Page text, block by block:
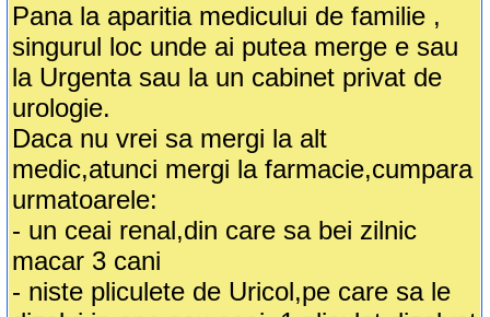
Pana la aparitia medicului de familie ,
singurul loc unde ai putea merge e sau
la Urgenta sau la un cabinet privat de
urologie.
Daca nu vrei sa mergi la alt
medic,atunci mergi la farmacie,cumpara
urmatoarele:
- un ceai renal,din care sa bei zilnic
macar 3 cani
- niste pliculete de Uricol,pe care sa le